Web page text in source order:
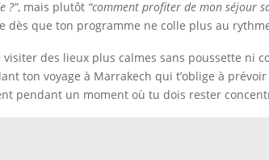
?”, mais plutôt “comment profiter de mon séjour
que ton programme ne colle plus au
des lieux plus calmes sans poussette ni
ton voyage à Marrakech qui t’oblige à
pendant un moment où tu dois rester